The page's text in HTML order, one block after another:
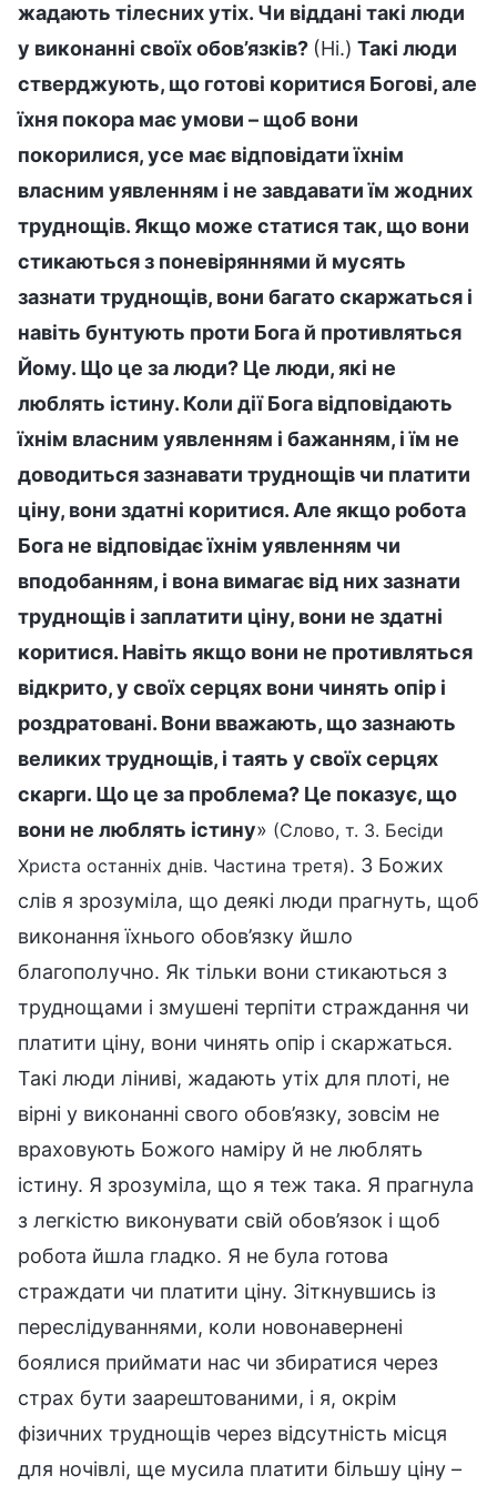
жадають тілесних утіх. Чи віддані такі люди
у виконанні своїх обов’язків? (Ні.) Такі люди
стверджують, що готові коритися Богові, але
їхня покора має умови – щоб вони
покорилися, усе має відповідати їхнім
власним уявленням і не завдавати їм жодних
труднощів. Якщо може статися так, що вони
стикаються з поневіряннями й мусять
зазнати труднощів, вони багато скаржаться і
навіть бунтують проти Бога й противляться
Йому. Що це за люди? Це люди, які не
люблять істину. Коли дії Бога відповідають
їхнім власним уявленням і бажанням, і їм не
доводиться зазнавати труднощів чи платити
ціну, вони здатні коритися. Але якщо робота
Бога не відповідає їхнім уявленням чи
вподобанням, і вона вимагає від них зазнати
труднощів і заплатити ціну, вони не здатні
коритися. Навіть якщо вони не противляться
відкрито, у своїх серцях вони чинять опір і
роздратовані. Вони вважають, що зазнають
великих труднощів, і таять у своїх серцях
скарги. Що це за проблема? Це показує, що
вони не люблять істину» (Слово, т. 3. Бесіди
Христа останніх днів. Частина третя). З Божих
слів я зрозуміла, що деякі люди прагнуть, щоб
виконання їхнього обов’язку йшло
благополучно. Як тільки вони стикаються з
труднощами і змушені терпіти страждання чи
платити ціну, вони чинять опір і скаржаться.
Такі люди ліниві, жадають утіх для плоті, не
вірні у виконанні свого обов’язку, зовсім не
враховують Божого наміру й не люблять
істину. Я зрозуміла, що я теж така. Я прагнула
з легкістю виконувати свій обов’язок і щоб
робота йшла гладко. Я не була готова
страждати чи платити ціну. Зіткнувшись із
переслідуваннями, коли новонавернені
боялися приймати нас чи збиратися через
страх бути заарештованими, і я, окрім
фізичних труднощів через відсутність місця
для ночівлі, ще мусила платити більшу ціну –